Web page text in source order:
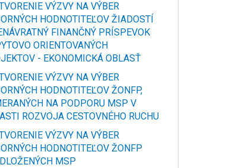
VÝZVY NA VÝBER
HODNOTITEĽOV ŽIADOSTÍ
FINANČNÝ PRÍSPEVOK
ORIENTOVANÝCH
- EKONOMICKÁ OBLASŤ
VÝZVY NA VÝBER
HODNOTITEĽOV ŽONFP,
NA PODPORU MSP V
ROZVOJA CESTOVNÉHO RUCHU
VÝZVY NA VÝBER
HODNOTITEĽOV ŽONFP
MSP